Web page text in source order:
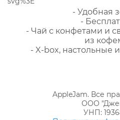
- Удобная
-
- Чай с конфетами и
из
- X-box, настольные
AppleJam. Все
ООО
УНП: